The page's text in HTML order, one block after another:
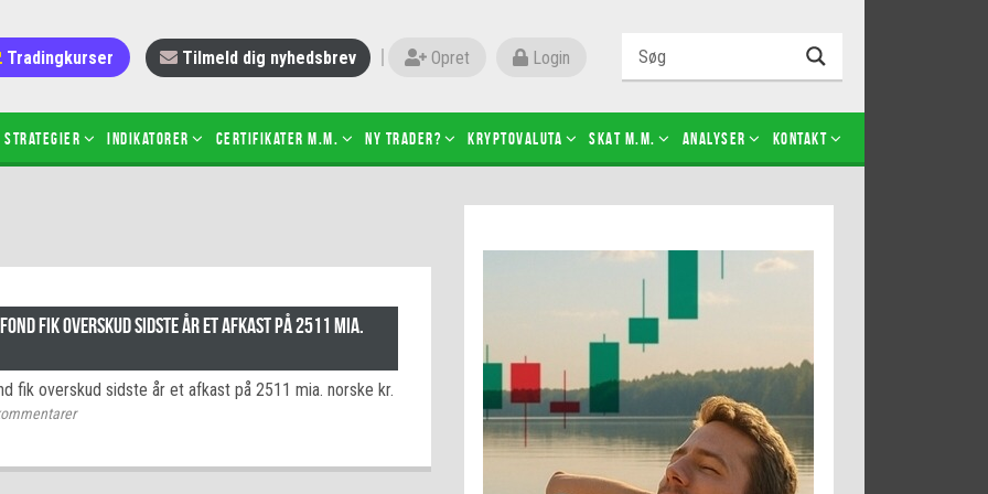
Tradingkurser Tilmeld dig nyhedsbrev Opret Login
Strategier Indikatorer Certifikater m.m. Ny trader?
bruges stop-loss
fungerer BULL & BEAR-
Det betyder de nye ESMA-regler
Shortselling
Futures-kontrakter
Kopier Jeppe Kirk Bonde
Kryptovaluta SKAT m.m. Analyser Kontakt
fik overskud sidste år et afkast på 2511 mia.
fik overskud sidste år et afkast på 2511 mia. norske kr.